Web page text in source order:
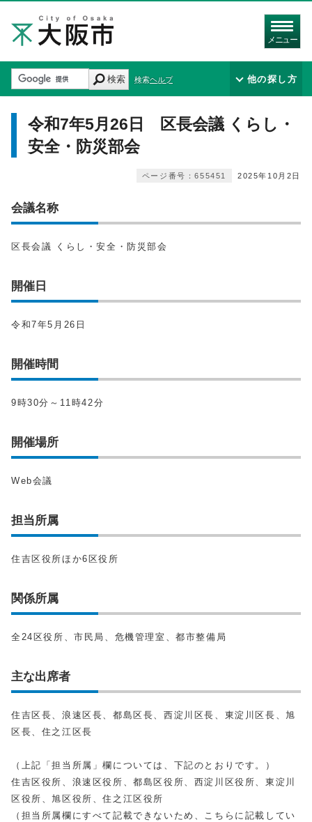
メニュー
検索 検索ヘルプ 他の探し方
令和7年5月26日 区長会議 くらし・
安全・防災部会
2025年10月2日
ページ番号：655451
会議名称
区長会議 くらし・安全・防災部会
開催日
令和7年5月26日
開催時間
9時30分～11時42分
開催場所
Web会議
担当所属
住吉区役所ほか6区役所
関係所属
全24区役所、市民局、危機管理室、都市整備局
主な出席者
住吉区長、浪速区長、都島区長、西淀川区長、東淀川区長、旭
区長、住之江区長
（上記「担当所属」欄については、下記のとおりです。）
住吉区役所、浪速区役所、都島区役所、西淀川区役所、東淀川
区役所、旭区役所、住之江区役所
（担当所属欄にすべて記載できないため、こちらに記載してい